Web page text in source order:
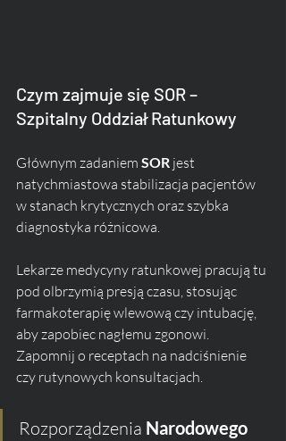
Czym zajmuje się SOR –
Szpitalny Oddział Ratunkowy
Głównym zadaniem SOR jest
natychmiastowa stabilizacja pacjentów
w stanach krytycznych oraz szybka
diagnostyka różnicowa.
Lekarze medycyny ratunkowej pracują tu
pod olbrzymią presją czasu, stosując
farmakoterapię wlewową czy intubację,
aby zapobiec nagłemu zgonowi.
Zapomnij o receptach na nadciśnienie
czy rutynowych konsultacjach.
Rozporządzenia Narodowego